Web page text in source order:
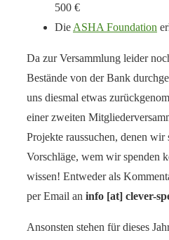
500 €
DieASHA Foundation
Da zur Versammlung leider
Bestände von der Bank
uns diesmal etwas
einer zweiten
Projekte raussuchen, denen
Vorschläge, wem wir spenden
wissen! Entweder als
per Email an info [at] clever-
Ansonsten stehen für dieses